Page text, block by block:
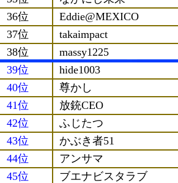
36位
Eddie@MEXICO
37位
takaimpact
38位
massy1225
39位
hide1003
40位
尊かし
41位
放銃CEO
42位
ふじたつ
43位
かぶき者51
44位
アンサマ
45位
ブエナビスタラブ